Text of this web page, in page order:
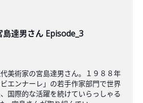
島達男さん Episode_3
美術家の宮島達男さん。１９８８年
エンナーレ」の若手作家部門で世界
国際的な活躍を続けていらっしゃる